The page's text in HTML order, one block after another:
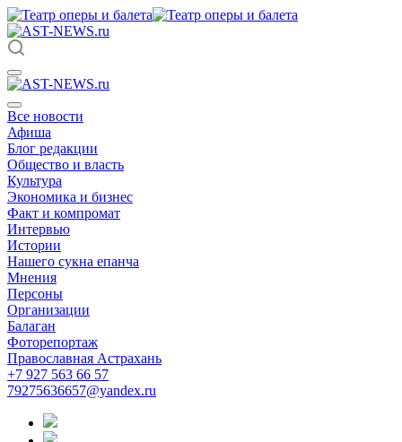
Все новости
Афиша
Блог редакции
Общество и власть
Культура
Экономика и бизнес
Факт и компромат
Интервью
Истории
Нашего сукна епанча
Мнения
Персоны
Организации
Балаган
Фоторепортаж
Православная Астрахань
+7 927 563 66 57
79275636657@yandex.ru